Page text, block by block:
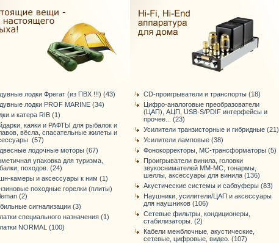
лодки Фрегат (из ПВХ !!!) (43)
лодки PROF MARINE (34)
и катера RIB (1)
каяки и РАФТЫ для рыбалок и
вёсла, спасательные жилеты и
(57)
лодочные моторы (67)
упаковка для туризма,
походов. (24)
камеры и аксессуары к ним (1)
походные горелки (плиты)
(2)
сигнализации (3)
специального назначения (1)
NORMAL (100)
CD-проигрыватели и транспорты (18)
Цифро-аналоговые преобразователи
(ЦАП), АЦП, USB-S/PDIF интерфейсы и
прочее... (23)
Усилители транзисторные и гибридные (21)
Усилители ламповые (38)
Фонокорректоры, МС-трансформаторы (5)
Проигрыватели винила, головки
звукоснимателей ММ-МС, тонармы,
шеллы, аксессуары для винила (136)
Акустические системы и сабвуферы (83)
Наушники, усилители/ЦАП и аксессуары
для наушников (106)
Сетевые фильтры, кондиционеры,
стабилизаторы. (2)
Кабели межблочные, акустические,
сетевые, цифровые, видео. (107)